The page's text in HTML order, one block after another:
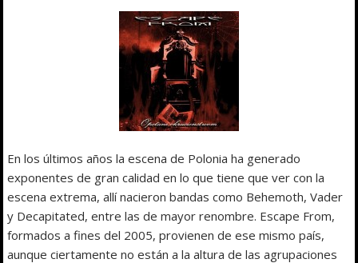
En los últimos años la escena de Polonia ha generado
exponentes de gran calidad en lo que tiene que ver con la
escena extrema, allí nacieron bandas como Behemoth, Vader
y Decapitated, entre las de mayor renombre. Escape From,
formados a fines del 2005, provienen de ese mismo país,
aunque ciertamente no están a la altura de las agrupaciones